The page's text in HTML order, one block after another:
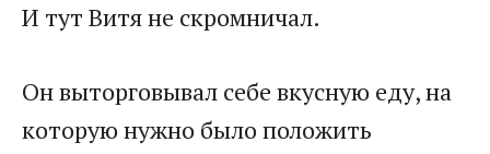
И тут Витя не скромничал.
Он выторговывал себе вкусную еду, на
которую нужно было положить